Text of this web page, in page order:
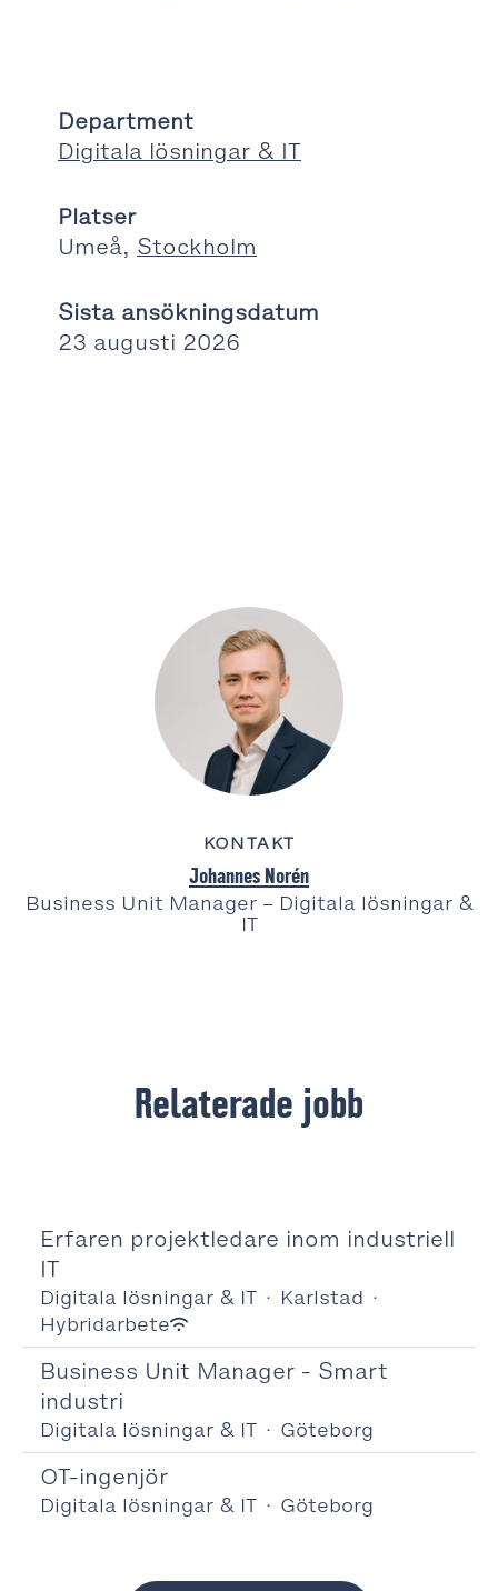
Department
Digitala lösningar & IT
Platser
Umeå, Stockholm
Sista ansökningsdatum
23 augusti 2026
KONTAKT
Johannes Norén
Business Unit Manager – Digitala lösningar &
IT
Relaterade jobb
Erfaren projektledare inom industriell
IT
Digitala lösningar & IT · Karlstad ·
Hybridarbete
Business Unit Manager - Smart
industri
Digitala lösningar & IT · Göteborg
OT-ingenjör
Digitala lösningar & IT · Göteborg